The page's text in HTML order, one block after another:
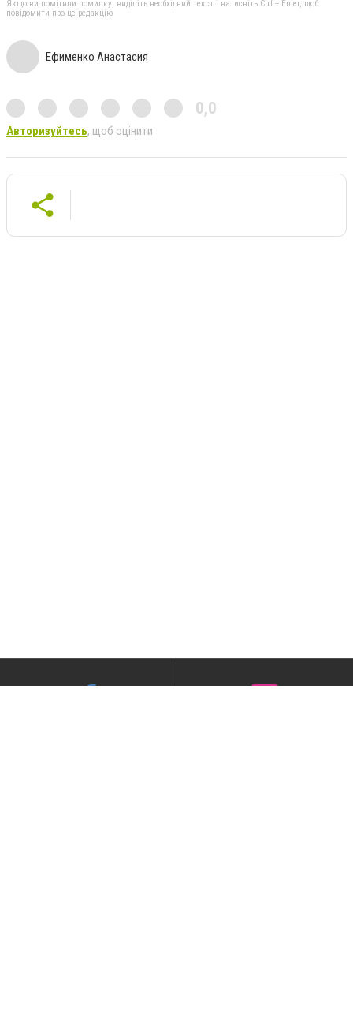
Якщо ви помітили помилку, виділіть необхідний текст і натисніть Ctrl + Enter, щоб
повідомити про це редакцію
Ефименко Анастасия
0,0
Авторизуйтесь, щоб оцінити